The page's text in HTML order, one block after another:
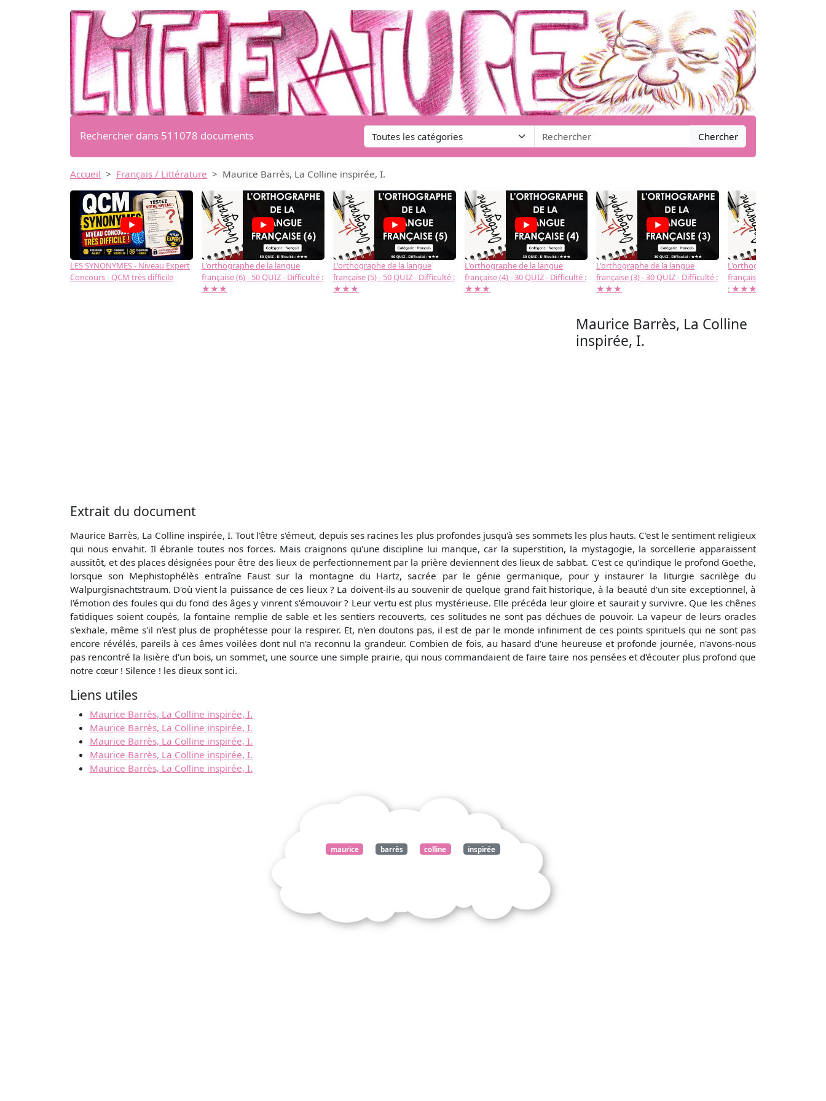
Rechercher dans 511078 documents Chercher
Accueil Français / Littérature Maurice Barrès, La Colline inspirée, I.
LES SYNONYMES - Niveau Expert
Concours - QCM très difficile
L'orthographe de la langue
française (6) - 50 QUIZ - Difficulté :
★★★
L'orthographe de la langue
française (5) - 50 QUIZ - Difficulté :
★★★
L'orthographe de la langue
française (4) - 30 QUIZ - Difficulté :
★★★
L'orthographe de la langue
française (3) - 30 QUIZ - Difficulté :
★★★
L'orthographe de la langue
française (2) -( 20 QUIZ -
: ★★★
→
Maurice Barrès, La Colline
inspirée, I.
Extrait du document
Maurice Barrès, La Colline inspirée, I. Tout l'être s'émeut, depuis ses racines les plus profondes jusqu'à ses sommets les plus hauts. C'est le sentiment religieux
qui nous envahit. Il ébranle toutes nos forces. Mais craignons qu'une discipline lui manque, car la superstition, la mystagogie, la sorcellerie apparaissent
aussitôt, et des places désignées pour être des lieux de perfectionnement par la prière deviennent des lieux de sabbat. C'est ce qu'indique le profond Goethe,
lorsque son Mephistophélès entraîne Faust sur la montagne du Hartz, sacrée par le génie germanique, pour y instaurer la liturgie sacrilège du
Walpurgisnachtstraum. D'où vient la puissance de ces lieux ? La doivent-ils au souvenir de quelque grand fait historique, à la beauté d'un site exceptionnel, à
l'émotion des foules qui du fond des âges y vinrent s'émouvoir ? Leur vertu est plus mystérieuse. Elle précéda leur gloire et saurait y survivre. Que les chênes
fatidiques soient coupés, la fontaine remplie de sable et les sentiers recouverts, ces solitudes ne sont pas déchues de pouvoir. La vapeur de leurs oracles
s'exhale, même s'il n'est plus de prophétesse pour la respirer. Et, n'en doutons pas, il est de par le monde infiniment de ces points spirituels qui ne sont pas
encore révélés, pareils à ces âmes voilées dont nul n'a reconnu la grandeur. Combien de fois, au hasard d'une heureuse et profonde journée, n'avons-nous
pas rencontré la lisière d'un bois, un sommet, une source une simple prairie, qui nous commandaient de faire taire nos pensées et d'écouter plus profond que
notre cœur ! Silence ! les dieux sont ici.
Liens utiles
Maurice Barrès, La Colline inspirée, I.
Maurice Barrès, La Colline inspirée, I.
Maurice Barrès, La Colline inspirée, I.
Maurice Barrès, La Colline inspirée, I.
Maurice Barrès, La Colline inspirée, I.
maurice barrès colline inspirée